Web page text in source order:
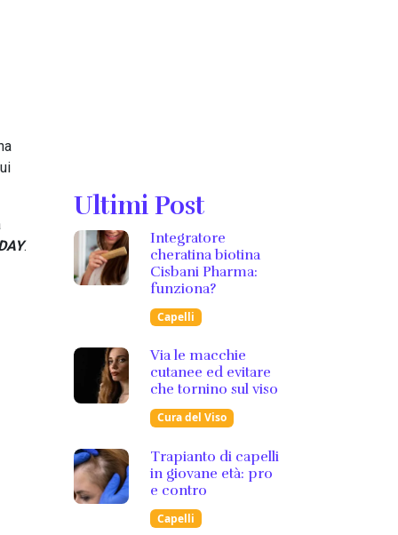
.
Ultimi Post
Integratore
cheratina biotina
Cisbani Pharma:
funziona?
Capelli
Via le macchie
cutanee ed evitare
che tornino sul viso
Cura del Viso
Trapianto di capelli
in giovane età: pro
e contro
Capelli